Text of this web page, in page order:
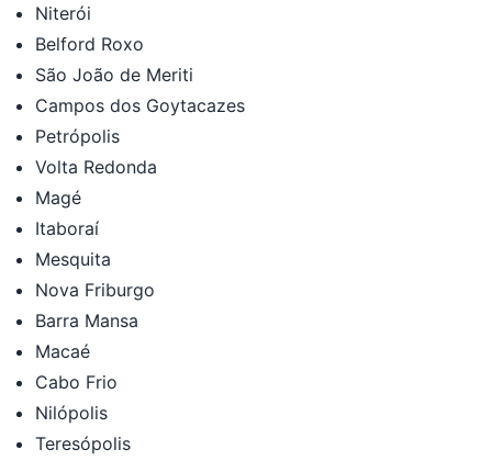
Niterói
Belford Roxo
São João de Meriti
Campos dos Goytacazes
Petrópolis
Volta Redonda
Magé
Itaboraí
Mesquita
Nova Friburgo
Barra Mansa
Macaé
Cabo Frio
Nilópolis
Teresópolis